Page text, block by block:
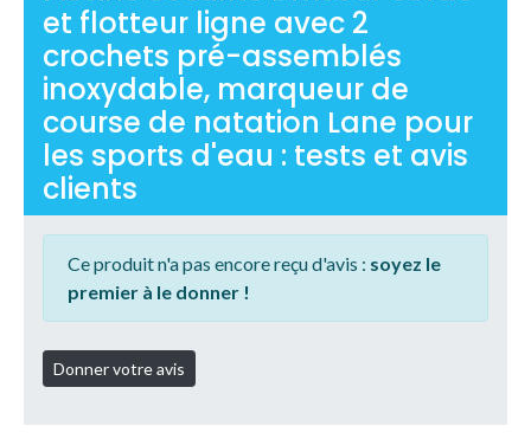
et flotteur ligne avec 2
crochets pré-assemblés
inoxydable, marqueur de
course de natation Lane pour
les sports d'eau : tests et avis
clients
Ce produit n'a pas encore reçu d'avis : soyez le
premier à le donner !